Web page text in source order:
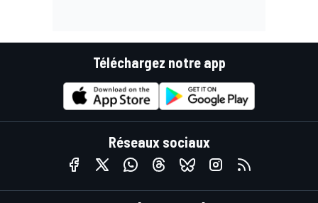
Téléchargez notre app
Réseaux sociaux